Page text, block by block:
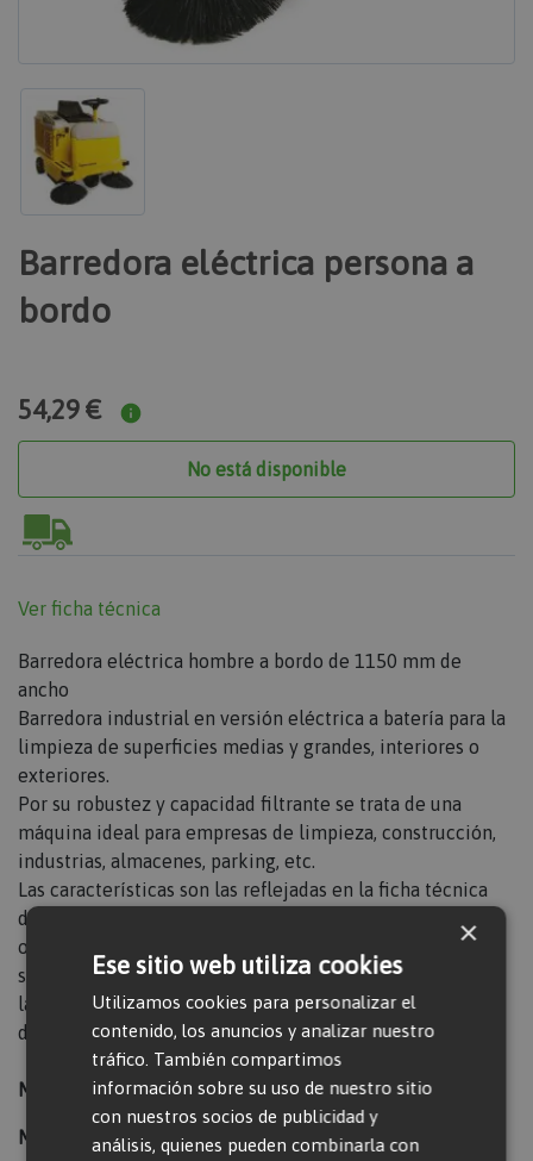
Barredora eléctrica persona a
bordo
54,29 €
No está disponible
Ver ficha técnica
Barredora eléctrica hombre a bordo de 1150 mm de
ancho
Barredora industrial en versión eléctrica a batería para la
limpieza de superficies medias y grandes, interiores o
exteriores.
Por su robustez y capacidad filtrante se trata de una
máquina ideal para empresas de limpieza, construcción,
industrias, almacenes, parking, etc.
Las características son las reflejadas en la ficha técnica
del modelo, las medidas exactas varían de una unidad a
otra. En caso de no disponer de este modelo concreto se
suministrará uno de similares características. Consultar
las características específicas de las máquinas
disponibles.
Marca: Krüger
Modelo: 11B705ET
×
Ese sitio web utiliza cookies
Utilizamos cookies para personalizar el
contenido, los anuncios y analizar nuestro
tráfico. También compartimos
información sobre su uso de nuestro sitio
con nuestros socios de publicidad y
análisis, quienes pueden combinarla con